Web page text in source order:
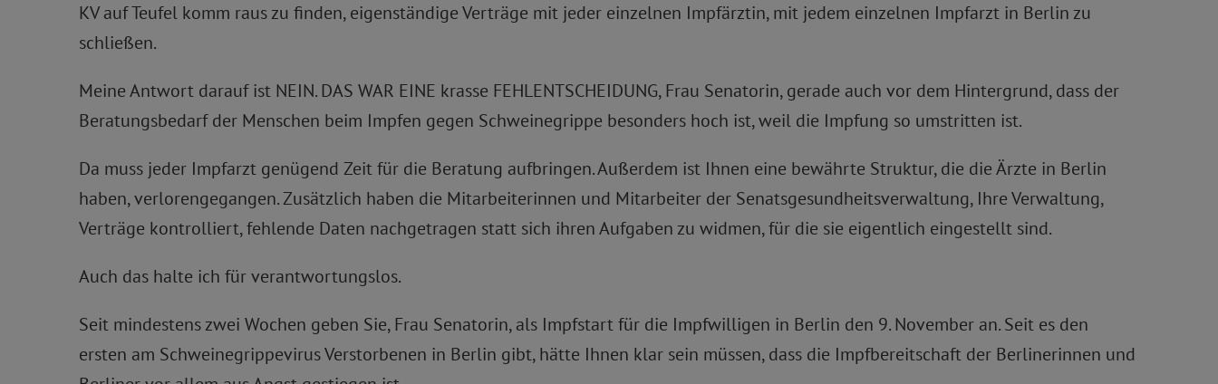
KV auf Teufel komm raus zu finden, eigenständige Verträge mit jeder einzelnen Impfärztin, mit jedem einzelnen Impfarzt in Berlin zu
schließen.
Meine Antwort darauf ist NEIN. DAS WAR EINE krasse FEHLENTSCHEIDUNG, Frau Senatorin, gerade auch vor dem Hintergrund, dass der
Beratungsbedarf der Menschen beim Impfen gegen Schweinegrippe besonders hoch ist, weil die Impfung so umstritten ist.
Da muss jeder Impfarzt genügend Zeit für die Beratung aufbringen. Außerdem ist Ihnen eine bewährte Struktur, die die Ärzte in Berlin
haben, verlorengegangen. Zusätzlich haben die Mitarbeiterinnen und Mitarbeiter der Senatsgesundheitsverwaltung, Ihre Verwaltung,
Verträge kontrolliert, fehlende Daten nachgetragen statt sich ihren Aufgaben zu widmen, für die sie eigentlich eingestellt sind.
Auch das halte ich für verantwortungslos.
Seit mindestens zwei Wochen geben Sie, Frau Senatorin, als Impfstart für die Impfwilligen in Berlin den 9. November an. Seit es den
ersten am Schweinegrippevirus Verstorbenen in Berlin gibt, hätte Ihnen klar sein müssen, dass die Impfbereitschaft der Berlinerinnen und